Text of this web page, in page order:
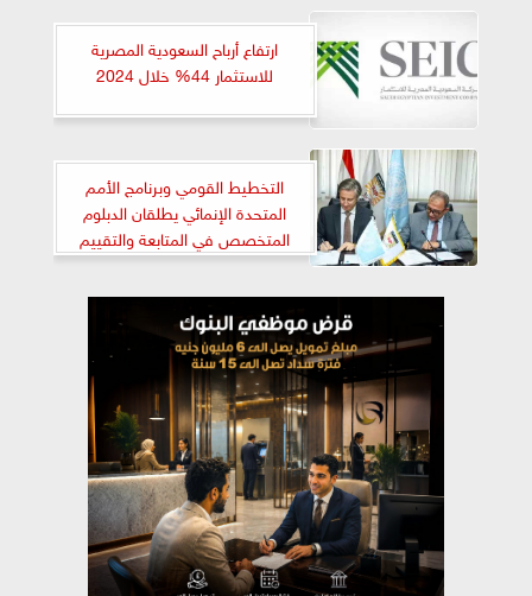
ارتفاع أرباح السعودية المصرية
للاستثمار 44% خلال 2024
التخطيط القومي وبرنامج الأمم
المتحدة الإنمائي يطلقان الدبلوم
المتخصص في المتابعة والتقييم